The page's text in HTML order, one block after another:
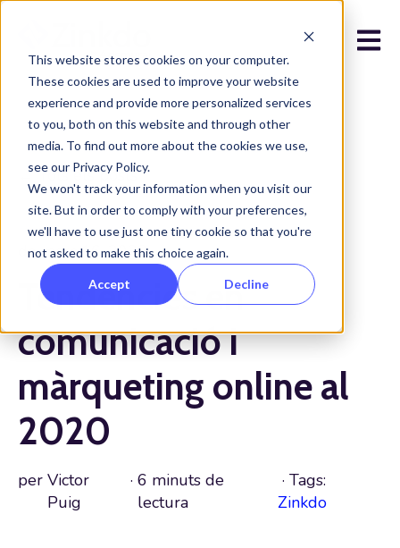
This website stores cookies on your computer.
These cookies are used to improve your website
experience and provide more personalized services
to you, both on this website and through other
media. To find out more about the cookies we use,
see our Privacy Policy.
We won't track your information when you visit our
site. But in order to comply with your preferences,
we'll have to use just one tiny cookie so that you're
not asked to make this choice again.
Accept Decline
Tots els posts
de març 16, 2023
Tendències en
comunicació i
màrqueting online al
2020
per Victor
Puig
· 6 minuts de
lectura
· Tags:
Zinkdo